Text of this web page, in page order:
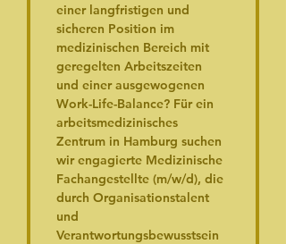
einer langfristigen und
sicheren Position im
medizinischen Bereich mit
geregelten Arbeitszeiten
und einer ausgewogenen
Work-Life-Balance? Für ein
arbeitsmedizinisches
Zentrum in Hamburg suchen
wir engagierte Medizinische
Fachangestellte (m/w/d), die
durch Organisationstalent
und
Verantwortungsbewusstsein